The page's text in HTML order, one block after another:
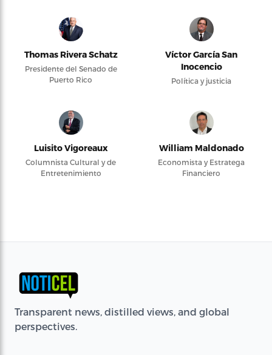
Thomas Rivera Schatz
Presidente del Senado de
Puerto Rico
Víctor García San
Inocencio
Política y justicia
Luisito Vigoreaux
Columnista Cultural y de
Entretenimiento
William Maldonado
Economista y Estratega
Financiero
Transparent news, distilled views, and global
perspectives.